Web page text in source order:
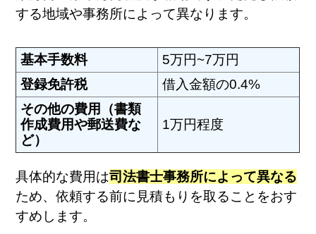
する地域や事務所によって異なります。
基本手数料
5万円~7万円
登録免許税
借入金額の0.4%
その他の費用（書類
作成費用や郵送費な
ど）
1万円程度
具体的な費用は司法書士事務所によって異なる
ため、依頼する前に見積もりを取ることをおす
すめします。